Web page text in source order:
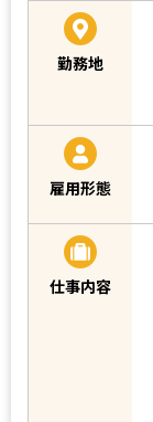
勤務地
雇用形態
仕事内容